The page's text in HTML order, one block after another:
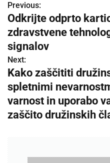
P
o
s
t
n
a
v
Previous:
Odkrijte odprto
zdravstvene
signalov
Next:
Kako zaščititi
spletnimi
varnost in uporabo
zaščito družinskih